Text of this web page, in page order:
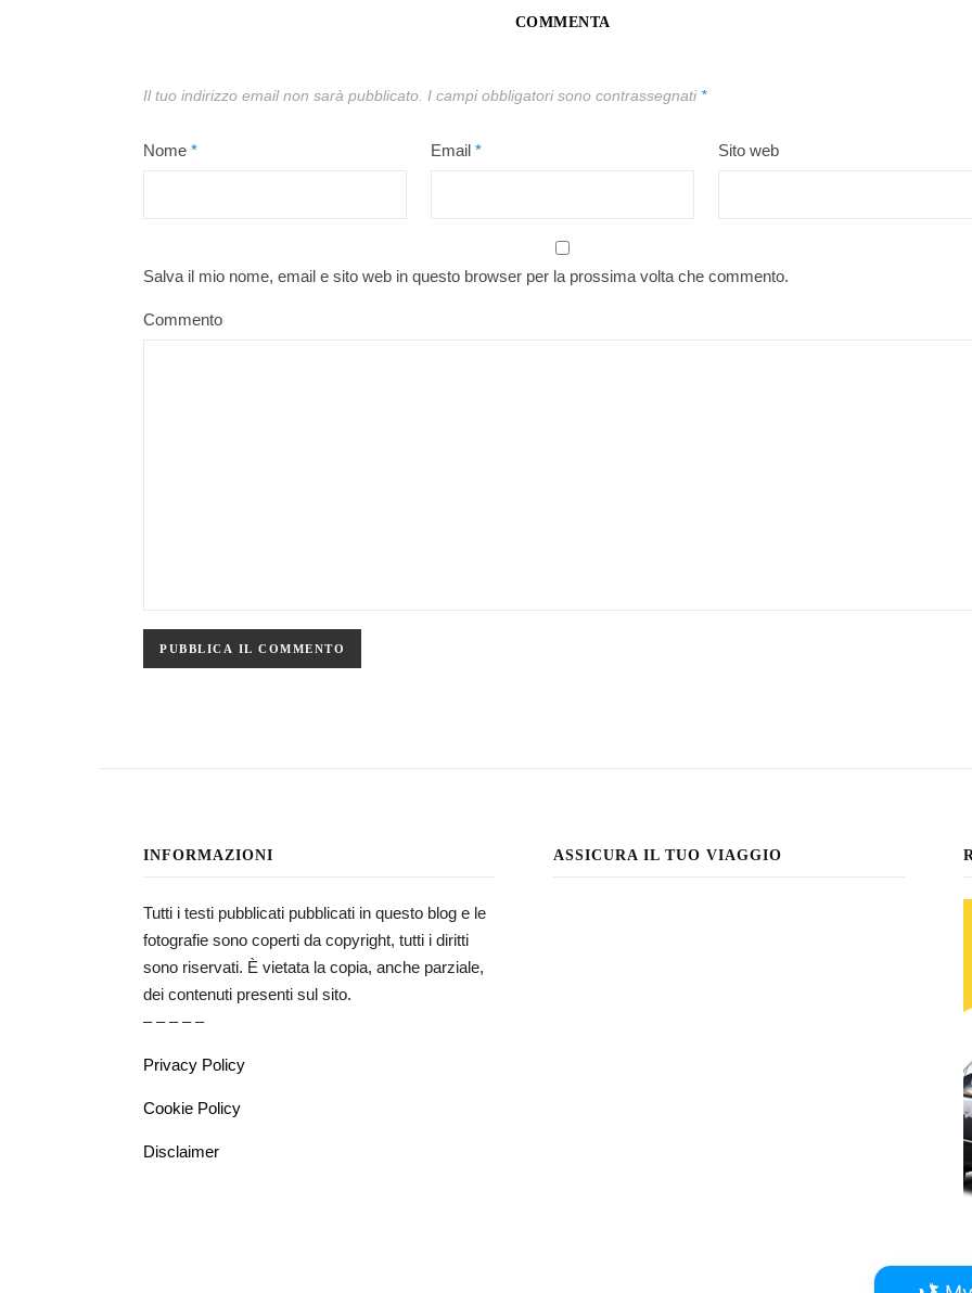
COMMENTA
Il tuo indirizzo email non sarà pubblicato. I campi obbligatori sono contrassegnati *
Nome * Email * Sito web
Salva il mio nome, email e sito web in questo browser per la prossima volta che commento.
Commento
INFORMAZIONI
Tutti i testi pubblicati pubblicati in questo blog e le
fotografie sono coperti da copyright, tutti i diritti
sono riservati. È vietata la copia, anche parziale,
dei contenuti presenti sul sito.
– – – – –
Privacy Policy
Cookie Policy
Disclaimer
ASSICURA IL TUO VIAGGIO